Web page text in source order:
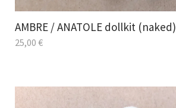
AMBRE / ANATOLE dollkit (naked)
25,00 €